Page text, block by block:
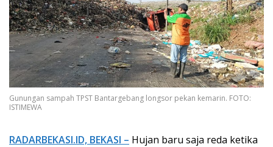
Gunungan sampah TPST Bantargebang longsor pekan kemarin. FOTO:
ISTIMEWA
RADARBEKASI.ID, BEKASI – Hujan baru saja reda ketika